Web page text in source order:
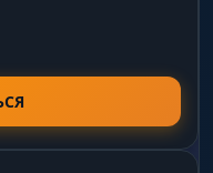
с кучей